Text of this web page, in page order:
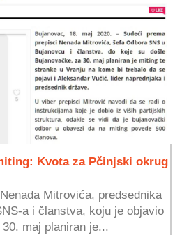
Kvota za Pčinjski okrug
Mitrovića, predsednika
a i članstva, koju je objavio
maj planiran je...